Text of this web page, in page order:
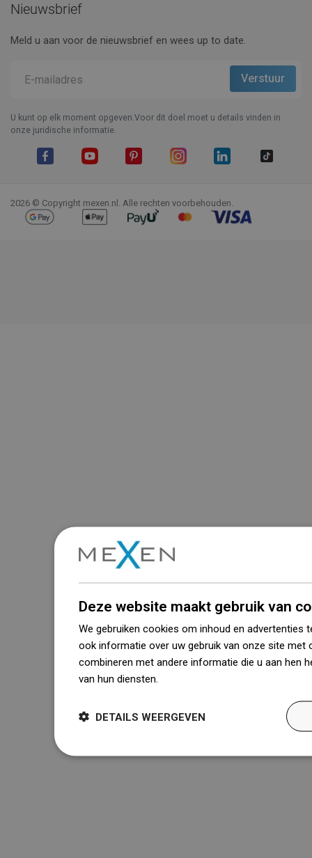
Nieuwsbrief
Meld u aan voor de nieuwsbrief en wees up to date.
U kunt op elk moment opgeven.Voor dit doel moet u details vinden in
onze juridische informatie.
2026 © Copyright mexen.nl. Alle rechten voorbehouden.
Deze website maakt gebruik van
We gebruiken cookies om inhoud en advertenties
ook informatie over uw gebruik van onze site met
combineren met andere informatie die u aan hen
van hun diensten.
DETAILS WEERGEVEN